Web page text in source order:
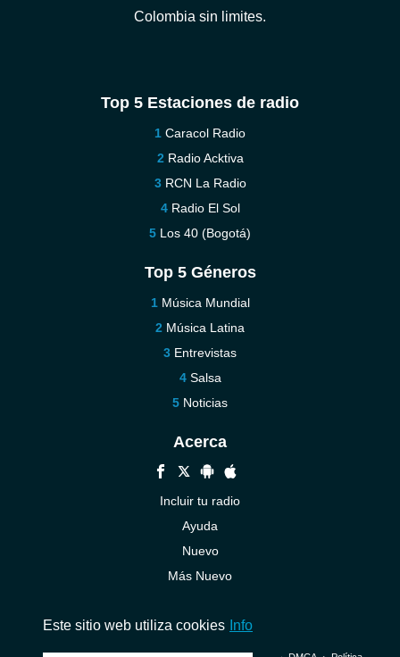
Colombia sin limites.
Top 5 Estaciones de radio
Caracol Radio
Radio Acktiva
RCN La Radio
Radio El Sol
Los 40 (Bogotá)
Top 5 Géneros
Música Mundial
Música Latina
Entrevistas
Salsa
Noticias
Acerca
Incluir tu radio
Ayuda
Nuevo
Más Nuevo
Este sitio web utiliza cookies Info